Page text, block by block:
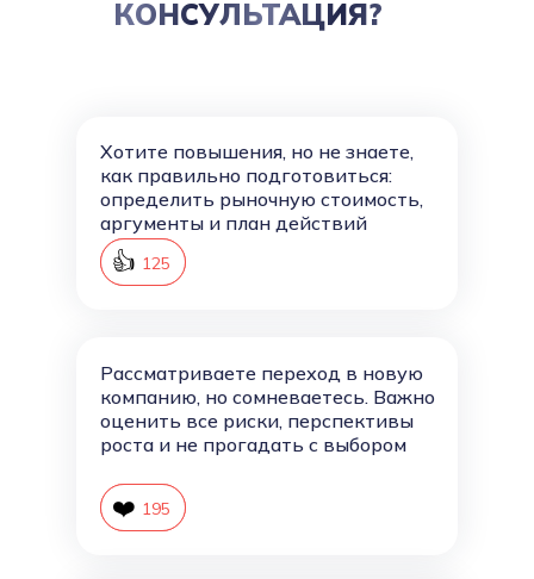
КОНСУЛЬТАЦИЯ?
Хотите повышения, но не знаете,
как правильно подготовиться:
определить рыночную стоимость,
аргументы и план действий
Рассматриваете переход в новую
компанию, но сомневаетесь. Важно
оценить все риски, перспективы
роста и не прогадать с выбором
126
👍 125
196
❤️ 195